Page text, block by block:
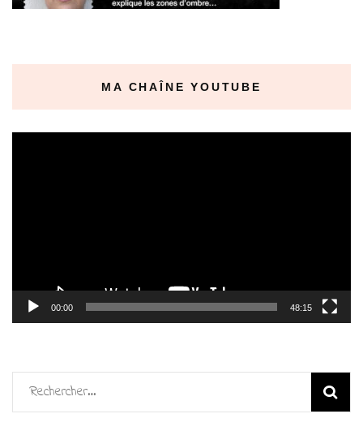
MA CHAÎNE YOUTUBE
00:00 48:15
Rechercher :